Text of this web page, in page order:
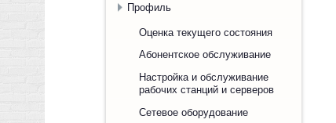
Профиль
Оценка текущего состояния
Абонентское обслуживание
Настройка и обслуживание
рабочих станций и серверов
Сетевое оборудование